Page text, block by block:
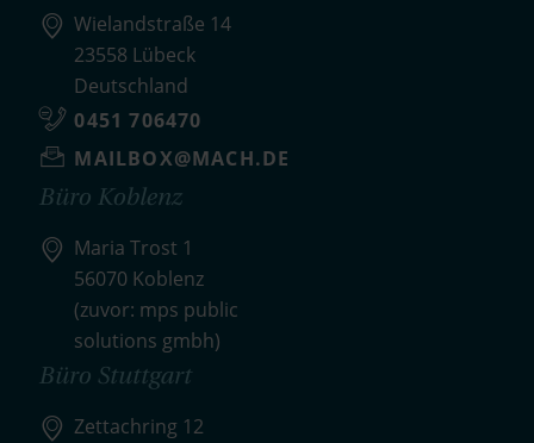
Wielandstraße 14
23558 Lübeck
Deutschland
0451 706470
MAILBOX@MACH.DE
Büro Koblenz
Maria Trost 1
56070 Koblenz
(zuvor: mps public
solutions gmbh)
Büro Stuttgart
Zettachring 12